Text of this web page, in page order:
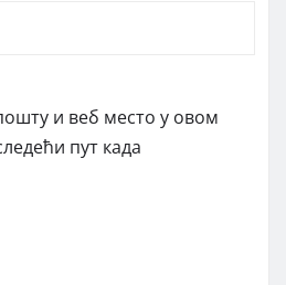
и веб место у овом
пут када